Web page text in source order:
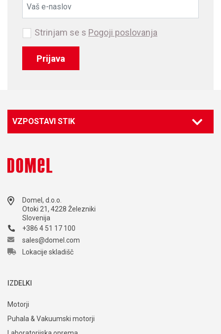
Prijava
Strinjam se s Pogoji poslovanja
VZPOSTAVI STIK
Domel, d.o.o.
Otoki 21, 4228 Železniki
Slovenija
+386 4 51 17 100
sales@domel.com
Lokacije skladišč
IZDELKI
Motorji
Puhala & Vakuumski motorji